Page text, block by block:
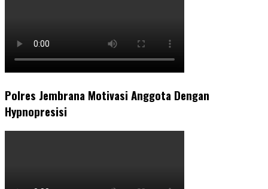
Polres Jembrana Motivasi Anggota Dengan
Hypnopresisi